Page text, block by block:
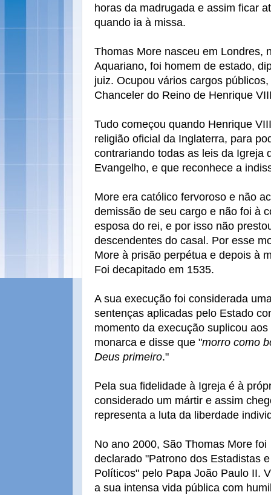
horas da madrugada e assim ficar
quando ia à missa.
Thomas More nasceu em Londres,
Aquariano, foi homem de estado,
juiz. Ocupou vários cargos
Chanceler do Reino de Henrique
Tudo começou quando Henrique
religião oficial da Inglaterra, para
contrariando todas as leis da Igreja
Evangelho, e que reconhece a
More era católico fervoroso e não
demissão de seu cargo e não foi à
esposa do rei, e por isso não
descendentes do casal. Por esse
More à prisão perpétua e depois à
Foi decapitado em 1535.
A sua execução foi considerada
sentenças aplicadas pelo Estado
momento da execução suplicou
monarca e disse que "morro como
Deus primeiro."
Pela sua fidelidade à Igreja é à
considerado um mártir e assim
representa a luta da liberdade
No ano 2000, São Thomas More foi
declarado "Patrono dos Estadistas e
Políticos" pelo Papa João Paulo II.
a sua intensa vida pública com